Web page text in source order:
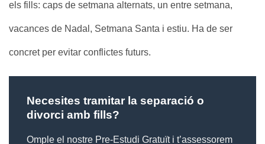
els fills: caps de setmana alternats, un entre setmana,
vacances de Nadal, Setmana Santa i estiu. Ha de ser
concret per evitar conflictes futurs.
Necesites tramitar la separació o
divorci amb fills?
Omple el nostre Pre-Estudi Gratuït i t’assessorem